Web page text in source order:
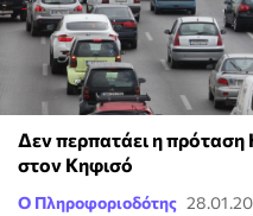
Δεν περπατάει η
στον Κηφισό
Ο Πληροφοριοδότης